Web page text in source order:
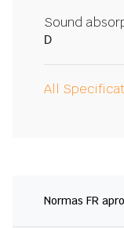
Sound
D
All
Normas FR